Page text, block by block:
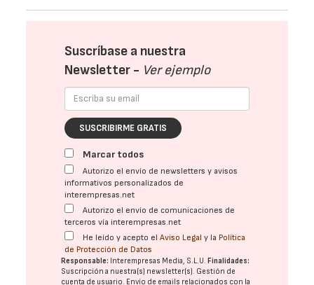
Suscríbase a nuestra
Newsletter - Ver ejemplo
SUSCRIBIRME GRATIS
Marcar todos
Autorizo el envío de newsletters y avisos
informativos personalizados de
interempresas.net
Autorizo el envío de comunicaciones de
terceros vía interempresas.net
He leído y acepto elAviso Legal y la Política
de Protección de Datos
Responsable: Interempresas Media, S.L.U.Finalidades:
Suscripción a nuestra(s) newsletter(s). Gestión de
cuenta de usuario. Envío de emails relacionados con la